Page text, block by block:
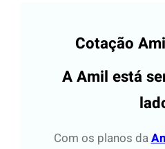
Cotação
A Amil está
Com os planos da